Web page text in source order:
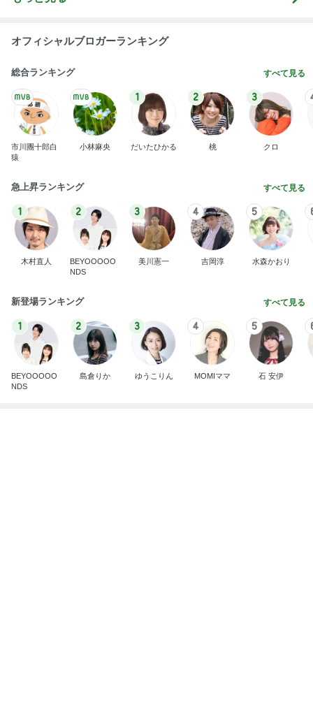
オフィシャルブロガーランキング
総合ランキング すべて見る
市川團十郎白
猿
小林麻央
1
だいたひかる
2
桃
3
クロ
急上昇ランキング すべて見る
1
木村直人
2
BEYOOOOO
NDS
3
美川憲一
4
吉岡淳
5
水森かおり
新登場ランキング すべて見る
1
BEYOOOOO
NDS
2
島倉りか
3
ゆうこりん
4
MOMIママ
5
石 安伊